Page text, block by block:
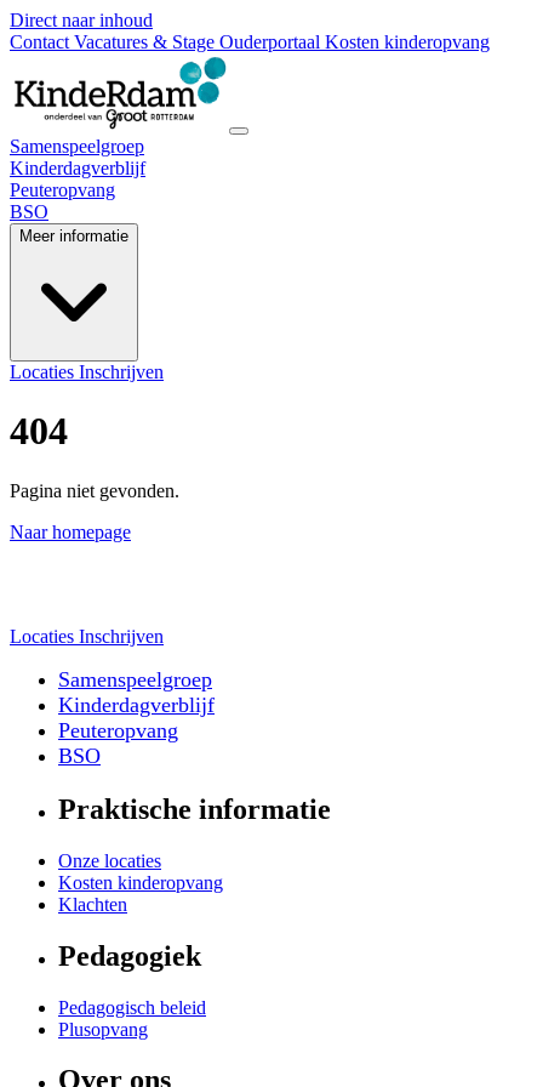
Direct naar inhoud
Contact Vacatures & Stage Ouderportaal Kosten kinderopvang
Samenspeelgroep
Kinderdagverblijf
Peuteropvang
BSO
Meer informatie
Locaties Inschrijven
404
Pagina niet gevonden.
Naar homepage
Locaties Inschrijven
Samenspeelgroep
Kinderdagverblijf
Peuteropvang
BSO
Praktische informatie
Onze locaties
Kosten kinderopvang
Klachten
Pedagogiek
Pedagogisch beleid
Plusopvang
Over ons